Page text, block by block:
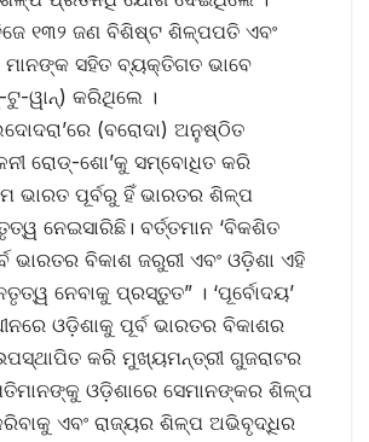
୧୩୨ ଜଣ ବିଶିଷ୍ଟ ଶିଳ୍ପପତି ଏବଂ
ସହିତ ବ୍ୟକ୍ତିଗତ ଭାବେ
ଟୁ-ୱାନ୍) କରିଥିଲେ ।
(ବରୋଦା) ଅନୁଷ୍ଠିତ
ରୋଡ୍‌-ଶୋ’କୁ ସମ୍ବୋଧିତ କରି
ଭାରତ ପୂର୍ବରୁ ହିଁ ଭାରତର ଶିଳ୍ପ
ନେଇସାରିଛି। ବର୍ତ୍ତମାନ ‘ବିକଶିତ
ଭାରତର ବିକାଶ ଜରୁରୀ ଏବଂ ଓଡ଼ିଶା ଏହି
ନେବାକୁ ପ୍ରସ୍ତୁତ” । ‘ପୂର୍ବୋଦୟ’
ଓଡ଼ିଶାକୁ ପୂର୍ବ ଭାରତର ବିକାଶର
କରି ମୁଖ୍ୟମନ୍ତ୍ରୀ ଗୁଜରାଟର
ଓଡ଼ିଶାରେ ସେମାନଙ୍କର ଶିଳ୍ପ
ଏବଂ ରାଜ୍ୟର ଶିଳ୍ପ ଅଭିବୃଦ୍ଧିର